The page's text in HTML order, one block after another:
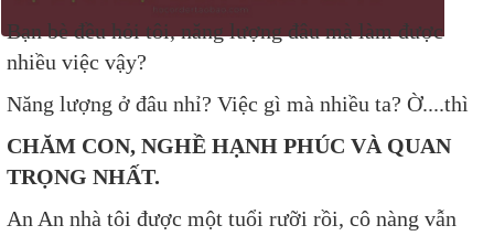
Bạn bè đều hỏi tôi, năng lượng đâu mà làm được
nhiều việc vậy?
Năng lượng ở đâu nhỉ? Việc gì mà nhiều ta? Ờ....thì
CHĂM CON, NGHỀ HẠNH PHÚC VÀ QUAN
TRỌNG NHẤT.
An An nhà tôi được một tuổi rưỡi rồi, cô nàng vẫn